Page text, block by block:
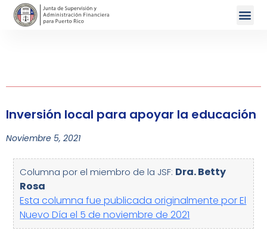
Inversión local para apoyar la educación
Noviembre 5, 2021
Columna por el miembro de la JSF: Dra. Betty
Rosa
Esta columna fue publicada originalmente por El
Nuevo Día el 5 de noviembre de 2021